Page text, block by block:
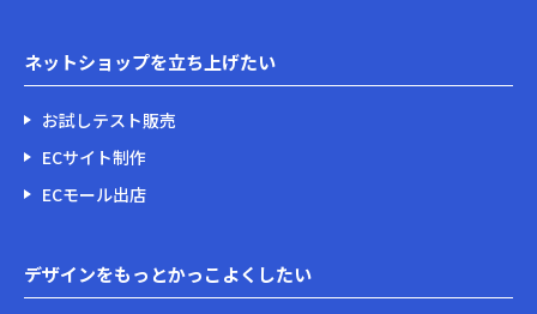
ネットショップを立ち上げたい
お試しテスト販売
ECサイト制作
ECモール出店
デザインをもっとかっこよくしたい